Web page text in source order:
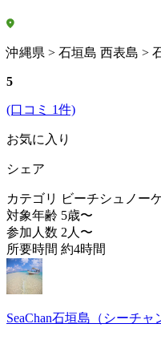
沖縄県 > 石垣島 西表島 >
5
(口コミ 1件)
お気に入り
シェア
カテゴリ
ビーチシュノー
対象年齢 5歳〜
参加人数 2人〜
所要時間 約4時間
SeaChan石垣島（シーチャ